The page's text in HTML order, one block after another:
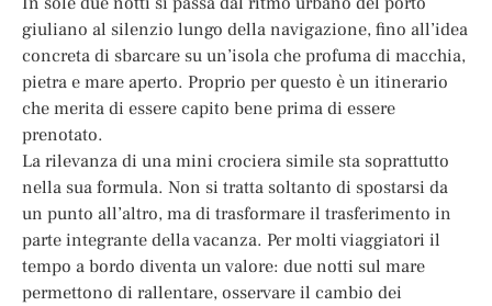
giuliano al silenzio lungo della navigazione, fino all’idea
concreta di sbarcare su un’isola che profuma di macchia,
pietra e mare aperto. Proprio per questo è un itinerario
che merita di essere capito bene prima di essere
prenotato.
La rilevanza di una mini crociera simile sta soprattutto
nella sua formula. Non si tratta soltanto di spostarsi da
un punto all’altro, ma di trasformare il trasferimento in
parte integrante della vacanza. Per molti viaggiatori il
tempo a bordo diventa un valore: due notti sul mare
permettono di rallentare, osservare il cambio dei